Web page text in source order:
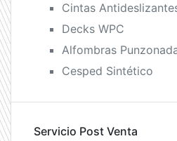
Cintas
Decks WPC
Alfombras
Cesped Sintético
Servicio Post Venta